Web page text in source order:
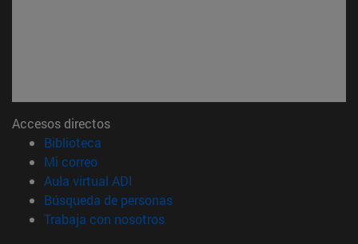
Accesos directos
Biblioteca
Mi correo(abre en nueva ventana)
Aula virtual ADI
Búsqueda de personas(abre en nueva ventana)
Trabaja con nosotros(abre en nueva ventana)